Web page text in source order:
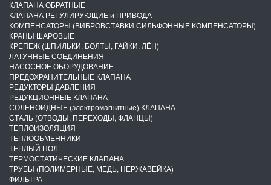
КЛАПАНА ОБРАТНЫЕ
КЛАПАНА РЕГУЛИРУЮЩИЕ и ПРИВОДА
КОМПЕНСАТОРЫ (ВИБРОВСТАВКИ СИЛЬФОННЫЕ КОМПЕНСАТОРЫ)
КРАНЫ ШАРОВЫЕ
КРЕПЕЖ (ШПИЛЬКИ, БОЛТЫ, ГАЙКИ, ЛЁН)
ЛАТУННЫЕ СОЕДИНЕНИЯ
НАСОСНОЕ ОБОРУДОВАНИЕ
ПРЕДОХРАНИТЕЛЬНЫЕ КЛАПАНА
РЕДУКТОРЫ ДАВЛЕНИЯ
РЕДУКЦИОННЫЕ КЛАПАНА
СОЛЕНОИДНЫЕ (электромагнитные) КЛАПАНА
СТАЛЬ (ОТВОДЫ, ПЕРЕХОДЫ, ФЛАНЦЫ)
ТЕПЛОИЗОЛЯЦИЯ
ТЕПЛООБМЕННИКИ
ТЕПЛЫЙ ПОЛ
ТЕРМОСТАТИЧЕСКИЕ КЛАПАНА
ТРУБЫ (ПОЛИМЕРНЫЕ, МЕДЬ, НЕРЖАВЕЙКА)
ФИЛЬТРА